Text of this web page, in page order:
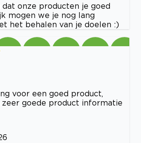
onze producten je goed
mogen we je nog lang
het behalen van je doelen :)
voor een goed product,
goede product informatie